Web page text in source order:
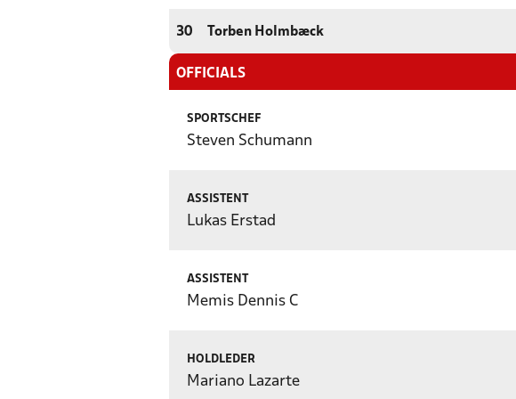
30 Torben Holmbæck
OFFICIALS
SPORTSCHEF
Steven Schumann
ASSISTENT
Lukas Erstad
ASSISTENT
Memis Dennis C
HOLDLEDER
Mariano Lazarte